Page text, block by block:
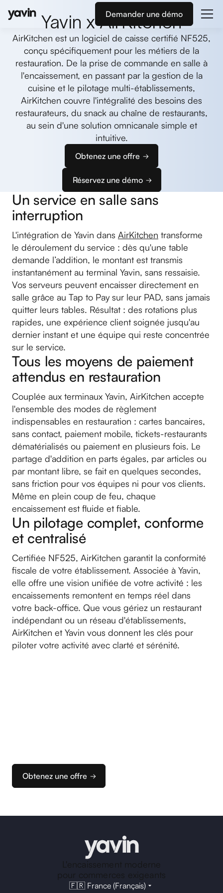
Demander une démo
Yavin x AirKitchen
AirKitchen est un logiciel de caisse certifié NF525,
conçu spécifiquement pour les métiers de la
restauration. De la prise de commande en salle à
l'encaissement, en passant par la gestion de la
cuisine et le pilotage multi-établissements,
AirKitchen couvre l'intégralité des besoins des
restaurateurs, du snack au chaîne de restaurants,
au sein d'une solution omnicanale simple et
intuitive.
Obtenez une offre
Réservez une démo
Un service en salle sans
interruption
L'intégration de Yavin dans AirKitchen transforme
le déroulement du service : dès qu'une table
demande l’addition, le montant est transmis
instantanément au terminal Yavin, sans ressaisie.
Vos serveurs peuvent encaisser directement en
salle grâce au Tap to Pay sur leur PAD, sans jamais
quitter leurs tables. Résultat : des rotations plus
rapides, une expérience client soignée jusqu'au
dernier instant et une équipe qui reste concentrée
sur le service.
Tous les moyens de paiement
attendus en restauration
Couplée aux terminaux Yavin, AirKitchen accepte
l'ensemble des modes de règlement
indispensables en restauration : cartes bancaires,
sans contact, paiement mobile, tickets-restaurants
dématérialisés ou paiement en plusieurs fois. Le
partage d'addition en parts égales, par articles ou
par montant libre, se fait en quelques secondes,
sans friction pour vos équipes ni pour vos clients.
Même en plein coup de feu, chaque
encaissement est fluide et fiable.
Un pilotage complet, conforme
et centralisé
Certifiée NF525, AirKitchen garantit la conformité
fiscale de votre établissement. Associée à Yavin,
elle offre une vision unifiée de votre activité : les
encaissements remontent en temps réel dans
votre back-office. Que vous gériez un restaurant
indépendant ou un réseau d'établissements,
AirKitchen et Yavin vous donnent les clés pour
piloter votre activité avec clarté et sérénité.
Obtenez une offre
L'encaissement moderne
pour commerces exigeants
🇫🇷 France (Français)